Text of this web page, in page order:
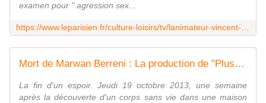
examen pour " agression sex...
Mort de Marwan Berreni : La production de "Plus belle la vie" fait part de sa "profonde tristesse" et rend hommage à l'acteur décédé à 34 ans
La fin d'un espoir. Jeudi 19 octobre 2013, une semaine
après la découverte d'un corps sans vie dans une maison